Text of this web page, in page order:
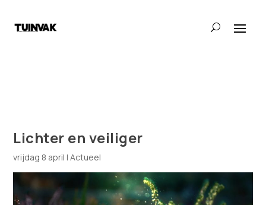
Lichter en veiliger
vrijdag 8 april |Actueel